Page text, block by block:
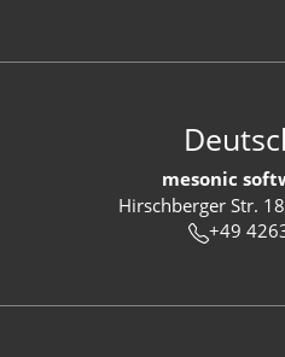
mesonic
Hirschberger Str.
+49